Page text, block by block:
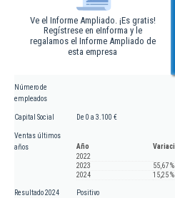
Ve el Informe Ampliado. ¡Es gratis!
Regístrese en eInforma y le
regalamos el Informe Ampliado de
esta empresa
Número de
empleados
Capital Social De 0 a 3.100 €
Ventas últimos
años
Año
2022
2023
55,67 %
2024
15,25 %
Resultado 2024 Positivo